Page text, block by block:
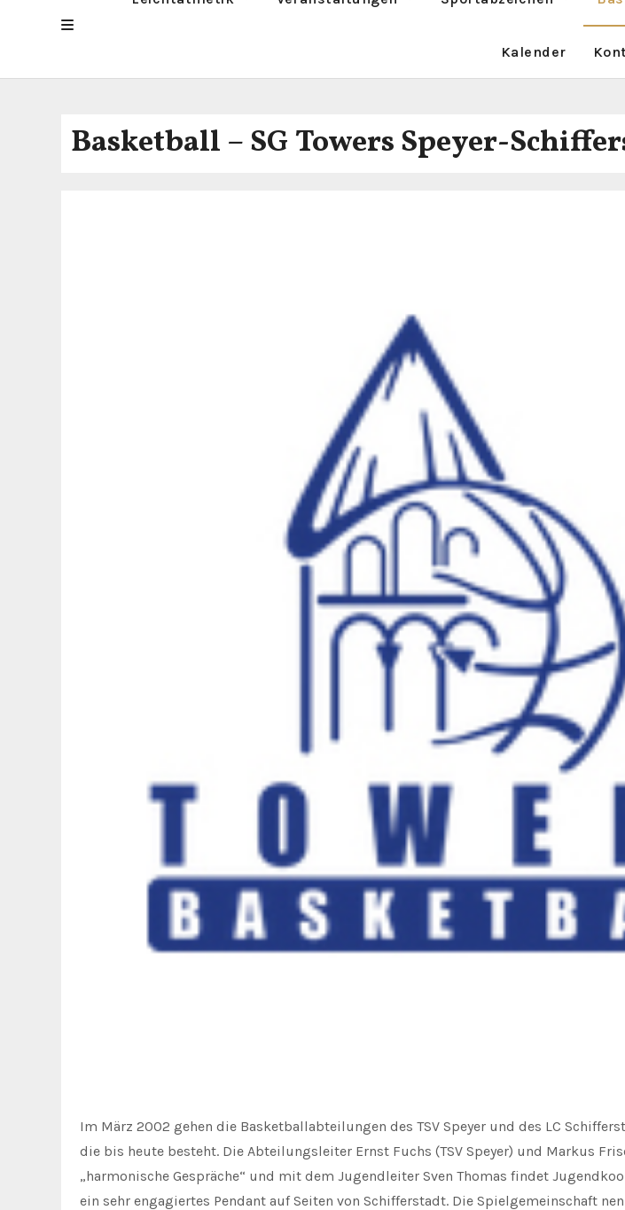
Kalender
Basketball – SG Towers Speyer-
Im März 2002 gehen die Basketballabteilungen des TSV Speyer und des LC
die bis heute besteht. Die Abteilungsleiter Ernst Fuchs (TSV Speyer) und Markus
„harmonische Gespräche“ und mit dem Jugendleiter Sven Thomas findet
ein sehr engagiertes Pendant auf Seiten von Schifferstadt. Die Spielgemeinschaft